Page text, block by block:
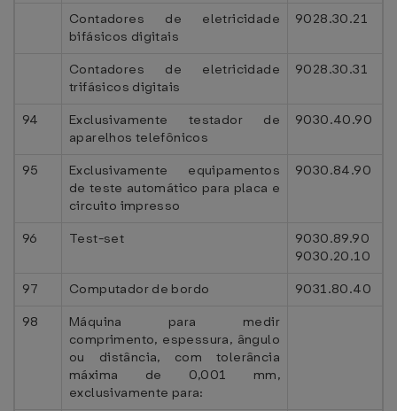
Contadores de eletricidade
bifásicos digitais
9028.30.21
Contadores de eletricidade
trifásicos digitais
9028.30.31
94
Exclusivamente testador de
aparelhos telefônicos
9030.40.90
95
Exclusivamente equipamentos
de teste automático para placa e
circuito impresso
9030.84.90
96 Test-set
9030.89.90
9030.20.10
97
Computador de bordo
9031.80.40
98
Máquina para medir
comprimento, espessura, ângulo
ou distância, com tolerância
máxima de 0,001 mm,
exclusivamente para: